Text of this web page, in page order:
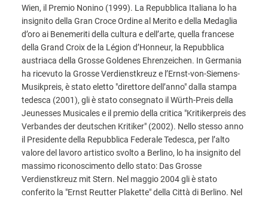
Wien, il Premio Nonino (1999). La Repubblica Italiana lo ha
insignito della Gran Croce Ordine al Merito e della Medaglia
d’oro ai Benemeriti della cultura e dell’arte, quella francese
della Grand Croix de la Légion d’Honneur, la Repubblica
austriaca della Grosse Goldenes Ehrenzeichen. In Germania
ha ricevuto la Grosse Verdienstkreuz e l’Ernst-von-Siemens-
Musikpreis, è stato eletto "direttore dell’anno" dalla stampa
tedesca (2001), gli è stato consegnato il Würth-Preis della
Jeunesses Musicales e il premio della critica "Kritikerpreis des
Verbandes der deutschen Kritiker" (2002). Nello stesso anno
il Presidente della Repubblica Federale Tedesca, per l’alto
valore del lavoro artistico svolto a Berlino, lo ha insignito del
massimo riconoscimento dello stato: Das Grosse
Verdienstkreuz mit Stern. Nel maggio 2004 gli è stato
conferito la "Ernst Reutter Plakette" della Città di Berlino. Nel